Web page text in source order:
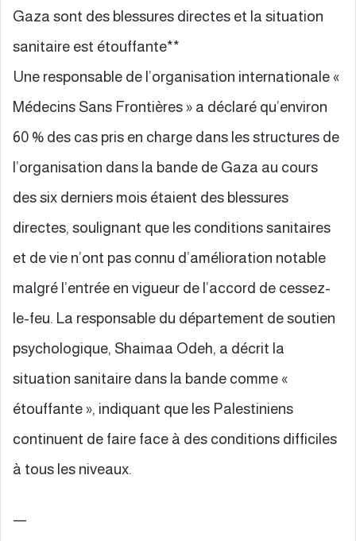
Gaza sont des blessures directes et la situation
sanitaire est étouffante**
Une responsable de l’organisation internationale «
Médecins Sans Frontières » a déclaré qu’environ
60 % des cas pris en charge dans les structures de
l’organisation dans la bande de Gaza au cours
des six derniers mois étaient des blessures
directes, soulignant que les conditions sanitaires
et de vie n’ont pas connu d’amélioration notable
malgré l’entrée en vigueur de l’accord de cessez-
le-feu. La responsable du département de soutien
psychologique, Shaimaa Odeh, a décrit la
situation sanitaire dans la bande comme «
étouffante », indiquant que les Palestiniens
continuent de faire face à des conditions difficiles
à tous les niveaux.
—